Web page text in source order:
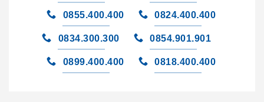
0855.400.400 0824.400.400
0834.300.300 0854.901.901
0899.400.400 0818.400.400